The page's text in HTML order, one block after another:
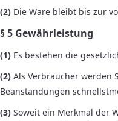
(2) Die Ware bleibt bis zur
§ 5 Gewährleistung
(1) Es bestehen die
(2) Als Verbraucher werden
Beanstandungen
(3) Soweit ein Merkmal der